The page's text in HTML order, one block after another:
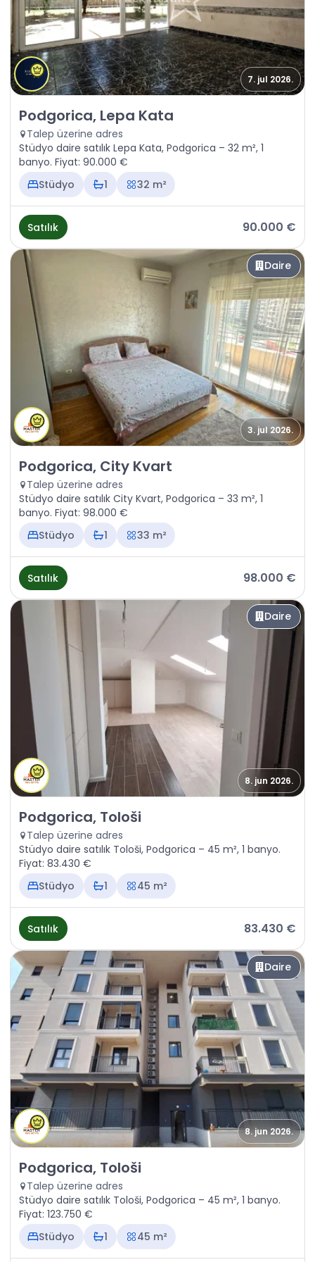
7. jul 2026.
Satılık - Daire Podgorica, Lepa Kata
Podgorica, Lepa Kata
Talep üzerine adres
Stüdyo daire satılık Lepa Kata, Podgorica – 32 m², 1
banyo. Fiyat: 90.000 €
Stüdyo
1 32 m²
Satılık 90.000 €
Daire
3. jul 2026.
Satılık - Daire Podgorica, City Kvart
Podgorica, City Kvart
Talep üzerine adres
Stüdyo daire satılık City Kvart, Podgorica – 33 m², 1
banyo. Fiyat: 98.000 €
Stüdyo
1 33 m²
Satılık 98.000 €
Daire
8. jun 2026.
Satılık - Daire Podgorica, Tološi
Podgorica, Tološi
Talep üzerine adres
Stüdyo daire satılık Tološi, Podgorica – 45 m², 1 banyo.
Fiyat: 83.430 €
Stüdyo
1 45 m²
Satılık 83.430 €
Daire
8. jun 2026.
Satılık - Daire Podgorica, Tološi
Podgorica, Tološi
Talep üzerine adres
Stüdyo daire satılık Tološi, Podgorica – 45 m², 1 banyo.
Fiyat: 123.750 €
Stüdyo
1 45 m²